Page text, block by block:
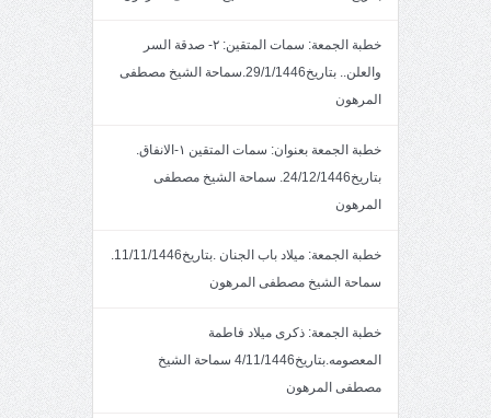
خطبة الجمعة: سمات المتقين: ٢- صدقة السر
والعلن.. بتاريخ29/1/1446.سماحة الشيخ مصطفى
المرهون
خطبة الجمعة بعنوان: سمات المتقين ١-الانفاق.
بتاريخ24/12/1446. سماحة الشيخ مصطفى
المرهون
خطبة الجمعة: ميلاد باب الجنان .بتاريخ11/11/1446.
سماحة الشيخ مصطفى المرهون
خطبة الجمعة: ذكرى ميلاد فاطمة
المعصومه.بتاريخ4/11/1446 سماحة الشيخ
مصطفى المرهون